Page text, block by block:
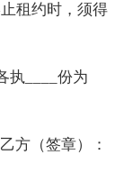
租约时，须得
____份为
方（签章）：